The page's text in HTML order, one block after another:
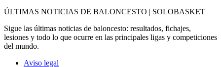
ÚLTIMAS NOTICIAS DE BALONCESTO | SOLOBASKET
Sigue las últimas noticias de baloncesto: resultados, fichajes,
lesiones y todo lo que ocurre en las principales ligas y competiciones
del mundo.
Aviso legal